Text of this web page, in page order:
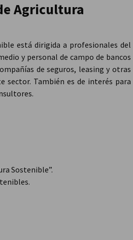
Agricultura
está dirigida a profesionales del
y personal de campo de bancos
de seguros, leasing y otras
sector. También es de interés para
Sostenible”.